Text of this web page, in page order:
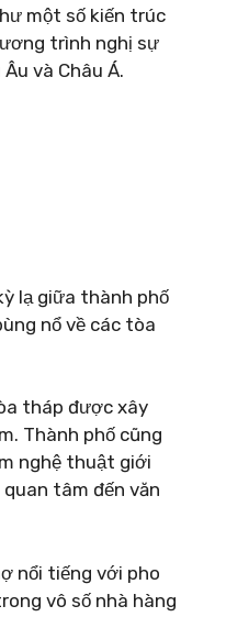
một số kiến ​​trúc
trình nghị sự
và Châu Á.
lạ giữa thành phố
nổ về các tòa
tháp được xây
Thành phố cũng
nghệ thuật giới
tâm đến văn
nổi tiếng với pho
vô số nhà hàng